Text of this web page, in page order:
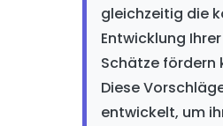
gleichzeitig die
Entwicklung
Schätze fördern
Diese
entwickelt, um